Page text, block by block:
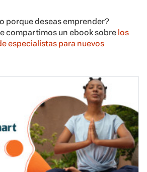
porque deseas emprender?
compartimos un ebook sobre los
especialistas para nuevos